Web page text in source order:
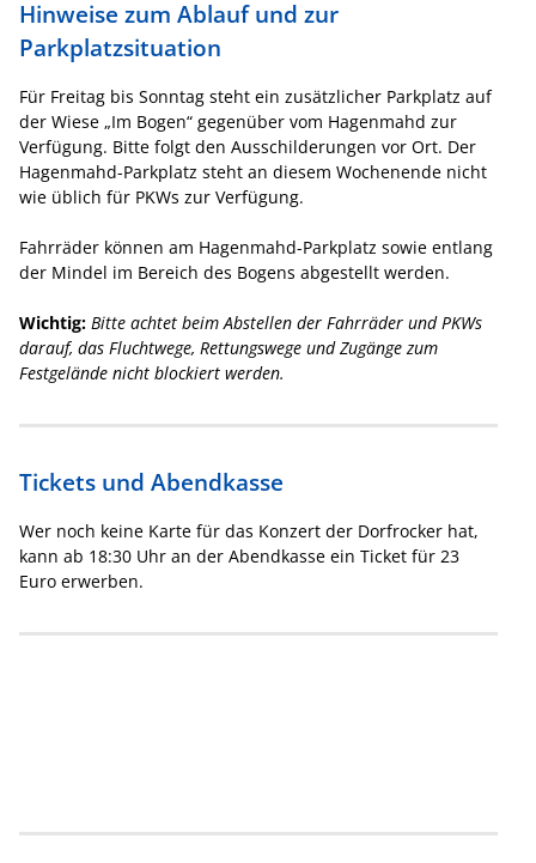
Hinweise zum Ablauf und zur
Parkplatzsituation
Für Freitag bis Sonntag steht ein zusätzlicher Parkplatz auf
der Wiese „Im Bogen“ gegenüber vom Hagenmahd zur
Verfügung. Bitte folgt den Ausschilderungen vor Ort. Der
Hagenmahd-Parkplatz steht an diesem Wochenende nicht
wie üblich für PKWs zur Verfügung.
Fahrräder können am Hagenmahd-Parkplatz sowie entlang
der Mindel im Bereich des Bogens abgestellt werden.
Wichtig: Bitte achtet beim Abstellen der Fahrräder und PKWs
darauf, das Fluchtwege, Rettungswege und Zugänge zum
Festgelände nicht blockiert werden.
Tickets und Abendkasse
Wer noch keine Karte für das Konzert der Dorfrocker hat,
kann ab 18:30 Uhr an der Abendkasse ein Ticket für 23
Euro erwerben.